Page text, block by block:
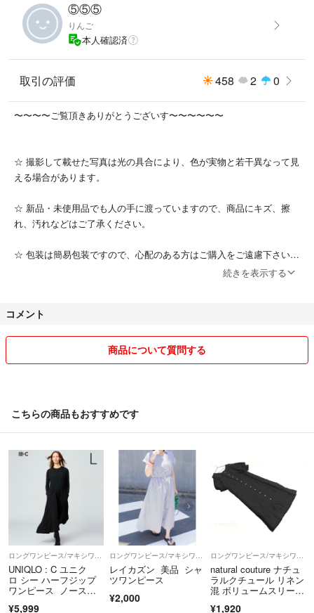
大きいサイズ レディース ワンピース リゾートフラワーコットンワンピー
ス 花柄 総柄 Uネック Aライン Ｉライン ノースリーブ ロング 袖なし 綿10
0％ マタニティウェア ゆったり 体型カバー 夏新作 夏服 春服 秋服 20代 3
0代 40代 50代 60代 女子会 定番 人気 流行 トレンド 流行り 華奢見せ 細見
せ 着やせ 大人 ぽっちゃり ふくよか 白 韓国 韓国ファッション 韓国フェ
華やぎ 重なるシアーボタニカルワンピース 花柄 軽い 涼しい 裏地付き ノ
ースリーブ ロング丈 高身長 Aライン お出掛け 上品
⑤⑤⑤
りんご
本人確認済
取引の評価 458 2 0
〜〜〜〜ご覧頂きありがとうございす〜〜〜〜〜〜
☆ 撮影して載せた写真は光の具合により、色が実物と若干異なって見
える場合があります。
☆ 新品・未使用品でも人の手に渡っていますので、商品にキズ、擦
れ、汚れなどはご了承ください。
☆ 包装は簡易包装ですので、心配のある方はご購入をご遠慮下さい。
☆➖➖➖➖➖➖➖➖➖➖➖➖➖☆
来るだけ迅速かつ誠実に対応できるよう頑張ります。
⑤m(._.)m⑤
続きを表示する
コメント
商品について質問する
こちらの商品もおすすめです
UNIQLO : C ユニク
ロ シー ハーフジップ
ワンピース ノースリ
¥5,999
レイカズン 美品 シャ
ツワンピース
¥2,000
natural couture ナチュ
ラルクチュール リネン
混 ボリュームスリー
¥1,920